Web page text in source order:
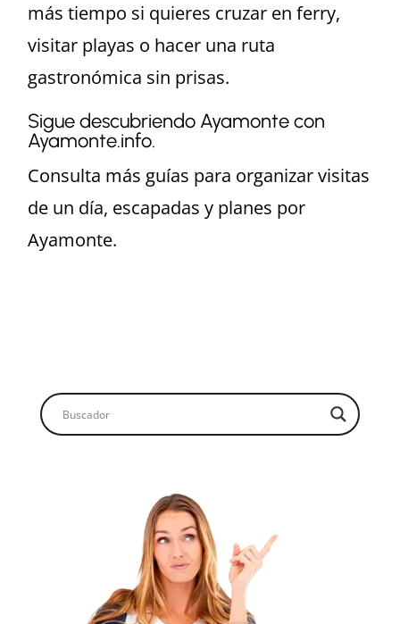
más tiempo si quieres cruzar en ferry,
visitar playas o hacer una ruta
gastronómica sin prisas.
Sigue descubriendo Ayamonte con
Ayamonte.info.
Consulta más guías para organizar visitas
de un día, escapadas y planes por
Ayamonte.